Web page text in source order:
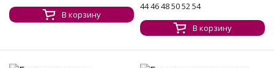
В корзину
44 46 48 50 52 54
В корзину